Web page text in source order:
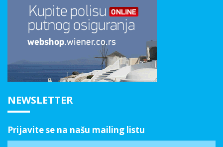
NEWSLETTER
Prijavite se na našu mailing listu